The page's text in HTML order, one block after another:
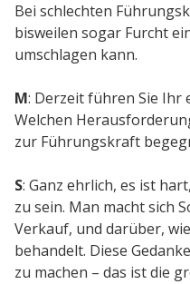
Bei schlechten
bisweilen sogar Furcht
umschlagen kann.
M: Derzeit führen Sie Ihr
Welchen
zur Führungskraft
S: Ganz ehrlich, es ist
zu sein. Man macht sich
Verkauf, und darüber,
behandelt. Diese
zu machen – das ist die